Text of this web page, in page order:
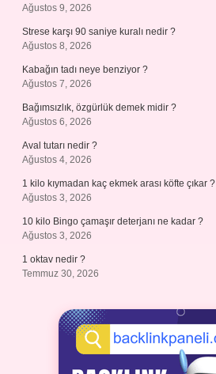
Ağustos 9, 2026
Strese karşı 90 saniye kuralı nedir ?
Ağustos 8, 2026
Kabağın tadı neye benziyor ?
Ağustos 7, 2026
Bağımsızlık, özgürlük demek midir ?
Ağustos 6, 2026
Aval tutarı nedir ?
Ağustos 4, 2026
1 kilo kıymadan kaç ekmek arası köfte çıkar ?
Ağustos 3, 2026
10 kilo Bingo çamaşır deterjanı ne kadar ?
Ağustos 3, 2026
1 oktav nedir ?
Temmuz 30, 2026